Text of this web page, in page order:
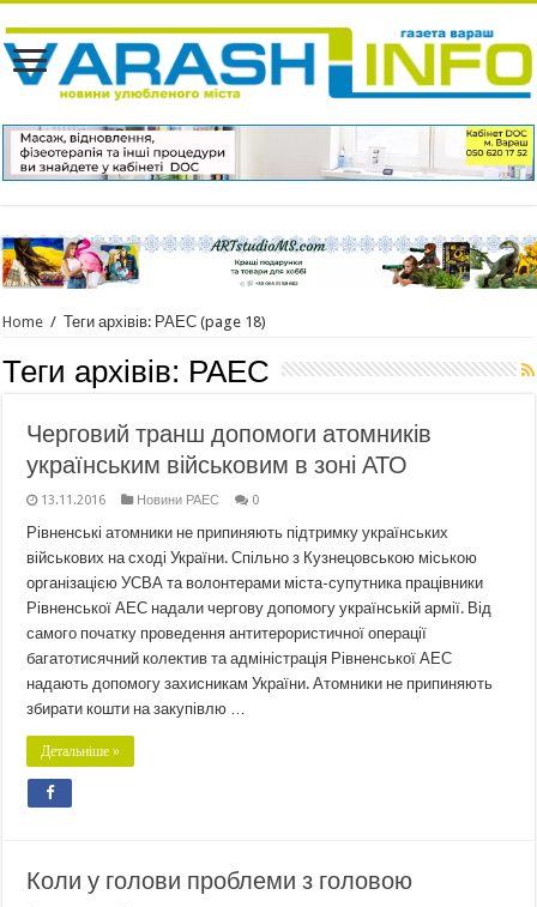
Home / Теги архівів: РАЕС (page 18)
Теги архівів: РАЕС
Черговий транш допомоги атомників
українським військовим в зоні АТО
13.11.2016 Новини РАЕС 0
Рівненські атомники не припиняють підтримку українських
військових на сході України. Спільно з Кузнецовською міською
організацією УСВА та волонтерами міста-супутника працівники
Рівненської АЕС надали чергову допомогу українській армії. Від
самого початку проведення антитерористичної операції
багатотисячний колектив та адміністрація Рівненської АЕС
надають допомогу захисникам України. Атомники не припиняють
збирати кошти на закупівлю …
Детальніше »
Коли у голови проблеми з головою